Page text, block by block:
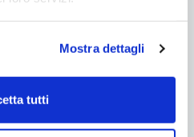
Mostra dettagli
tutti
15x20
articolo dal
sarà gestito